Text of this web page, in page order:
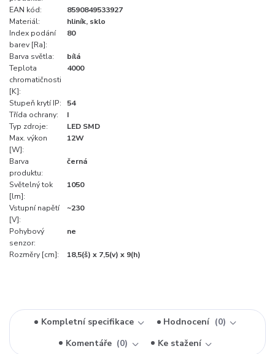
EAN kód:
8590849533927
Materiál:
hliník, sklo
Index podání
barev [Ra]:
80
Barva světla:
bílá
Teplota
chromatičnosti
[K]:
4000
Stupeň krytí IP:
54
Třída ochrany:
I
Typ zdroje:
LED SMD
Max. výkon
[W]:
12W
Barva
produktu:
černá
Světelný tok
[lm]:
1050
Vstupní napětí
[V]:
~230
Pohybový
senzor:
ne
Rozměry [cm]: 18,5(š) x 7,5(v) x 9(h)
Kompletní specifikace Hodnocení
0
Komentáře
0 Ke stažení